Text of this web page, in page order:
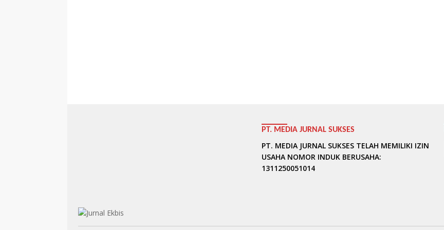
PT. MEDIA JURNAL SUKSES
PT. MEDIA JURNAL SUKSES TELAH MEMILIKI IZIN
USAHA NOMOR INDUK BERUSAHA:
1311250051014